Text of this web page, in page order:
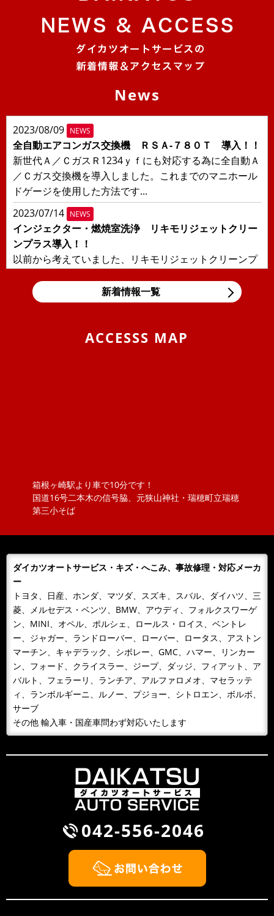
News
2023/08/09 NEWS
全自動エアコンガス交換機 ＲＳＡ-７８０Ｔ 導入！！
新世代Ａ／ＣガスＲ1234ｙｆにも対応する為に全自動Ａ
／Ｃガス交換機を導入しました。これまでのマニホール
ドゲージを使用した方法です...
2023/07/14 NEWS
インジェクター・燃焼室洗浄 リキモリジェットクリー
ンプラス導入！！
以前から考えていました、リキモリジェットクリーンプ
多い直噴エンジンの燃焼室汚れ、...
息子の大好きな箱スカGT-Rと最近うちの息子の車好きが
2018/11/20 NEWS
ボジョレーヌーボ！！
客様にその年のボジョレーをさしあげております。ご購
入の皆様 ありがとうございまし...
カレンダーをお送りします。
今年もあとわずか、来年のカレンダーが届きました！！
日頃、お世話になっているお客様へお届けいたします。
どうぞよろしくお願いいたします...
2018/10/09
NEWS
１０月９日 整備主任者技術講習
１０月９日 整備主任者技術講習会の為ＡＭ１０：００
～ＰＭ４：３０ごろまで工場を閉めています。緊急の場
合携帯に転送となるため042-...
雨が降るとタイヤ屋が儲かる？！
風が吹くと桶屋が儲かるということわざがありますが、
このところ雨が続いて，そのせいかわかりませんが、パ
ンクして走れないから何とかして...
2018/09/30 NEWS
BMW Z3 車検整備
新着情報一覧
ACCESSS MAP
箱根ヶ崎駅より車で10分です！
国道16号二本木の信号脇、元狭山神社・瑞穂町立瑞穂
第三小そば
ダイカツオートサービス・キズ・へこみ、事故修理・対応メーカ
ー
トヨタ、日産、ホンダ、マツダ、スズキ、スバル、ダイハツ、三
菱、メルセデス・ベンツ、BMW、アウディ、フォルクスワーゲ
ン、MINI、オペル、ポルシェ、ロールス・ロイス、ベントレ
ー、ジャガー、ランドローバー、ローバー、ロータス、アストン
マーチン、キャデラック、シボレー、GMC、ハマー、リンカー
ン、フォード、クライスラー、ジープ、ダッジ、フィアット、ア
バルト、フェラーリ、ランチア、アルファロメオ、マセラッテ
ィ、ランボルギーニ、ルノー、プジョー、シトロエン、ボルボ、
サーブ
その他 輸入車・国産車問わず対応いたします
042-556-2046